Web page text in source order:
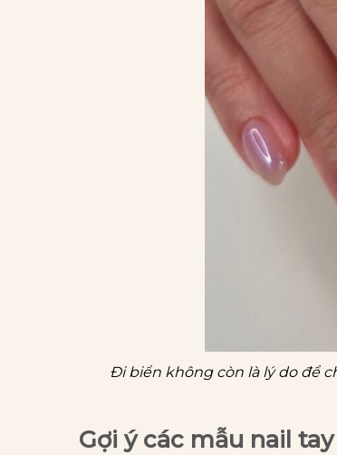
Đi biển không còn là lý do để
Gợi ý các mẫu nail